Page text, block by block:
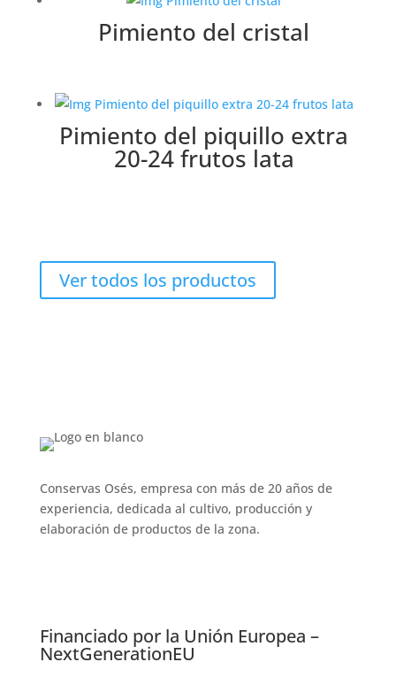
Pimiento del cristal
Pimiento del piquillo extra
20-24 frutos lata
Ver todos los productos
Conservas Osés, empresa con más de 20 años de
experiencia, dedicada al cultivo, producción y
elaboración de productos de la zona.
Financiado por la Unión Europea –
NextGenerationEU